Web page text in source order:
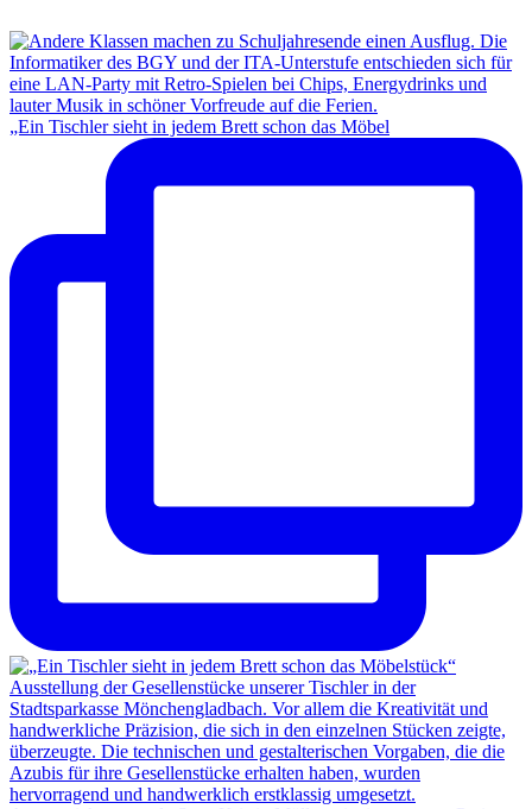
„Ein Tischler sieht in jedem Brett schon das Möbel